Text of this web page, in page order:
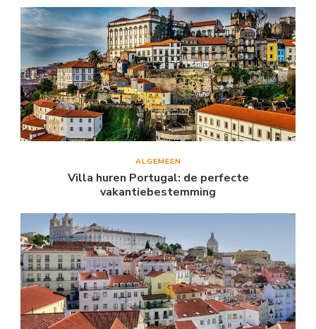
ALGEMEEN
Villa huren Portugal: de perfecte
vakantiebestemming